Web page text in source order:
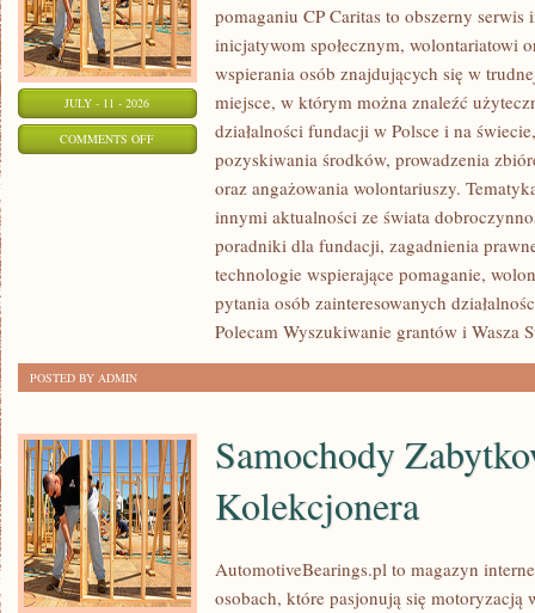
JULY - 11 - 2026
COMMENTS OFFON
POMAGAĆ?
pomaganiu CP Caritas to obszerny
inicjatywom społecznym, wolontariatowi
wspierania osób znajdujących się w
miejsce, w którym można znaleźć
działalności fundacji w Polsce i na
pozyskiwania środków, prowadzenia
oraz angażowania wolontariuszy.
innymi aktualności ze świata
poradniki dla fundacji, zagadnienia
technologie wspierające pomaganie,
pytania osób zainteresowanych
Polecam Wyszukiwanie grantów i Wasza
POSTED BY ADMIN
Samochody
Kolekcjonera
AutomotiveBearings.pl to magazyn
osobach, które pasjonują się motoryzacją